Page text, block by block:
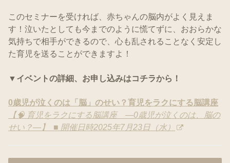
このセミナーを受ければ、赤ちゃんの脳内がよく見えま
す！泣いたとしても今までのように慌てずに、おおらかな
気持ちで相手ができるので、心も乱されることなく安定し
た育児を送ることができますよ！
▼イベントの詳細、お申し込みはコチラから！
0歳児が泣くのは「脳」のせい？育児をラクにする脳講座
【🧠 育児をラクにする脳講座 ―0歳児が泣くのは、脳の
せい？―】 ■ 開催日時2025年7月23日（水）